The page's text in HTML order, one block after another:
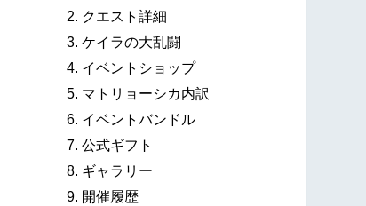
クエスト詳細
ケイラの大乱闘
イベントショップ
マトリョーシカ内訳
イベントバンドル
公式ギフト
ギャラリー
開催履歴